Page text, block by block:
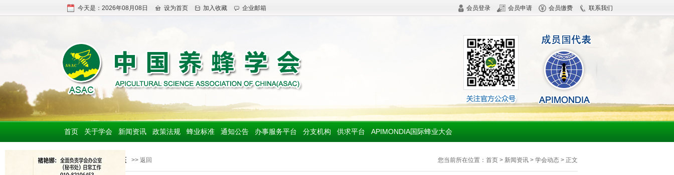
今天是：2026年08月08日 设为首页 加入收藏 企业邮箱 会员登录 会员申请 会员缴费 联系我们
首页 关于学会 新闻资讯 政策法规 蜂业标准 通知公告 办事服务平台 分支机构 供求平台 APIMONDIA国际蜂业大会
学会动态 >> 返回 您当前所在位置： 首页 > 新闻资讯 > 学会动态 > 正文